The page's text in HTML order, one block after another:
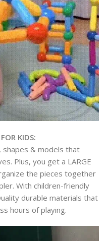
KIDS:
shapes & models that
Plus, you get a LARGE
the pieces together
With children-friendly
durable materials that
hours of playing.